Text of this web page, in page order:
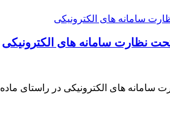
نظارت سامانه های الکترونیکی
مجازات اسلامی، مواد ۵۵٣ و ۵۵٧ قانون آیین دادرسی کیفری و ماده ۹ قانون